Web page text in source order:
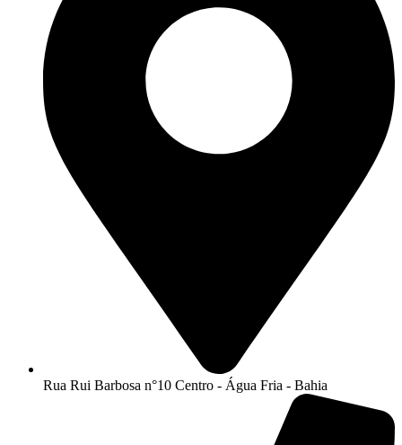
Rua Rui Barbosa n°10 Centro - Água Fria - Bahia